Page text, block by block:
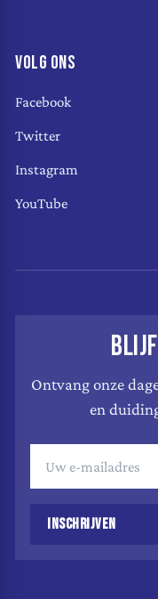
VOLG ONS
Facebook
Twitter
Instagram
YouTube
Ontvang onze
en
INSCHRIJVEN